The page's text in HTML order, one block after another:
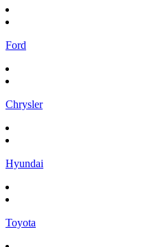
Ford
Chrysler
Hyundai
Toyota